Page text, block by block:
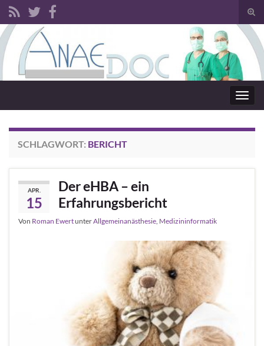
SCHLAGWORT: BERICHT
APR.
15
Der eHBA – ein
Erfahrungsbericht
Von Roman EwertunterAllgemeinanästhesie Medizininformatik